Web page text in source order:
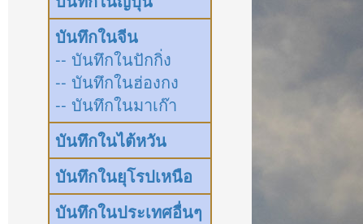
บันทึกในจีน
-- บันทึกในปักกิ่ง
-- บันทึกในฮ่องกง
-- บันทึกในมาเก๊า
บันทึกในไต้หวัน
บันทึกในยุโรปเหนือ
บันทึกในประเทศอื่นๆ